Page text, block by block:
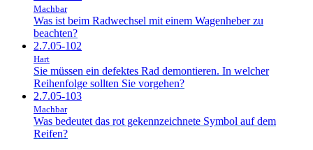
Machbar
Was ist beim Radwechsel mit einem Wagenheber zu
beachten?
2.7.05-102
Hart
Sie müssen ein defektes Rad demontieren. In welcher
Reihenfolge sollten Sie vorgehen?
2.7.05-103
Machbar
Was bedeutet das rot gekennzeichnete Symbol auf dem
Reifen?